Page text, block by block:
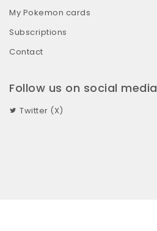
My Pokemon cards
Subscriptions
Contact
Follow us on social media
Twitter (X)